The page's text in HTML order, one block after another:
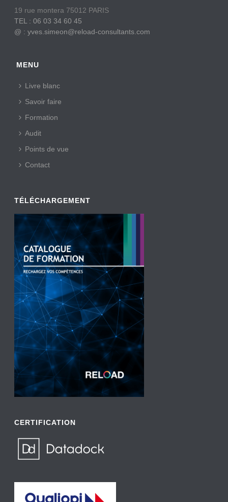
19 rue montera 75012 PARIS
TEL : 06 03 34 60 45
@ : yves.simeon@reload-consultants.com
MENU
Livre blanc
Savoir faire
Formation
Audit
Points de vue
Contact
TÉLÉCHARGEMENT
CERTIFICATION